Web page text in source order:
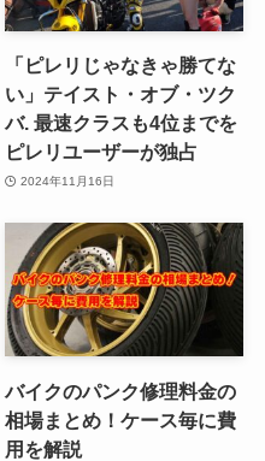
「ピレリじゃなきゃ勝てな
い」テイスト・オブ・ツク
バ. 最速クラスも4位までを
ピレリユーザーが独占
2024年11月16日
バイクのパンク修理料金の
相場まとめ！ケース毎に費
用を解説